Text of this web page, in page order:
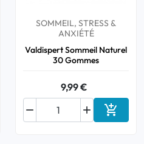
SOMMEIL, STRESS &
ANXIÉTÉ
Valdispert Sommeil Naturel
30 Gommes
9,99 €

 